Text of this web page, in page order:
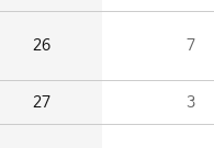
26 7
27 3